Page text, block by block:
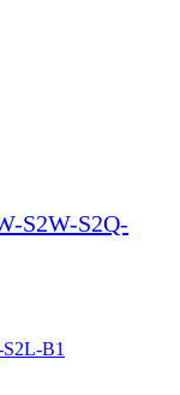
S2W-S2Q-
B1